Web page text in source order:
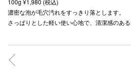
100g ¥1,980 (税込)
濃密な泡が⽑⽳汚れをすっきり落とします。
さっぱりとした軽い使い⼼地で、清潔感のある